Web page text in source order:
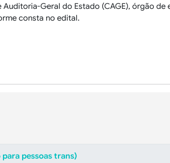
Geral do Estado (CAGE), órgão
consta no edital.
pessoas trans)